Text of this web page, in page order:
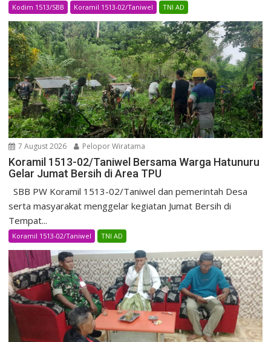
Kodim 1513/SBB Koramil 1513-02/Taniwel TNI AD
7 August 2026 Pelopor Wiratama
Koramil 1513-02/Taniwel Bersama Warga Hatunuru
Gelar Jumat Bersih di Area TPU
SBB PW Koramil 1513-02/Taniwel dan pemerintah Desa
serta masyarakat menggelar kegiatan Jumat Bersih di
Tempat...
Koramil 1513-02/Taniwel TNI AD